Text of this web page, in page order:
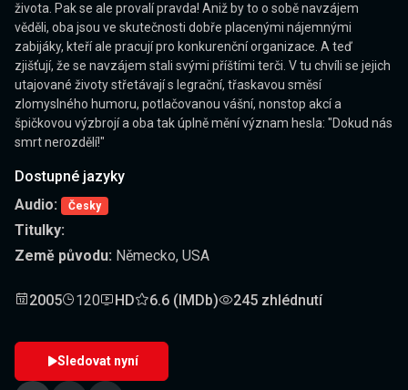
života. Pak se ale provalí pravda! Aniž by to o sobě navzájem
věděli, oba jsou ve skutečnosti dobře placenými nájemnými
zabijáky, kteří ale pracují pro konkurenční organizace. A teď
zjišťují, že se navzájem stali svými příštími terči. V tu chvíli se jejich
utajované životy střetávají s legrační, třaskavou směsí
zlomyslného humoru, potlačovanou vášní, nonstop akcí a
špičkovou výzbrojí a oba tak úplně mění význam hesla: "Dokud nás
smrt nerozdělí!"
Dostupné jazyky
Audio:
Česky
Titulky:
Země původu: Německo, USA
2005 120 HD 6.6 (IMDb) 245 zhlédnutí
Sledovat nyní